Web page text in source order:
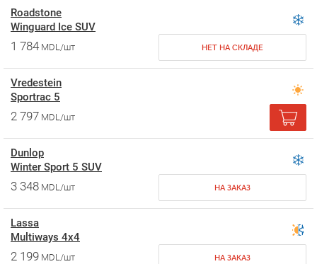
Roadstone
Winguard Ice SUV
1 784 MDL/шт НЕТ НА СКЛАДЕ
Vredestein
Sportrac 5
2 797 MDL/шт
Dunlop
Winter Sport 5 SUV
3 348 MDL/шт НА ЗАКАЗ
Lassa
Multiways 4х4
2 199 MDL/шт НА ЗАКАЗ